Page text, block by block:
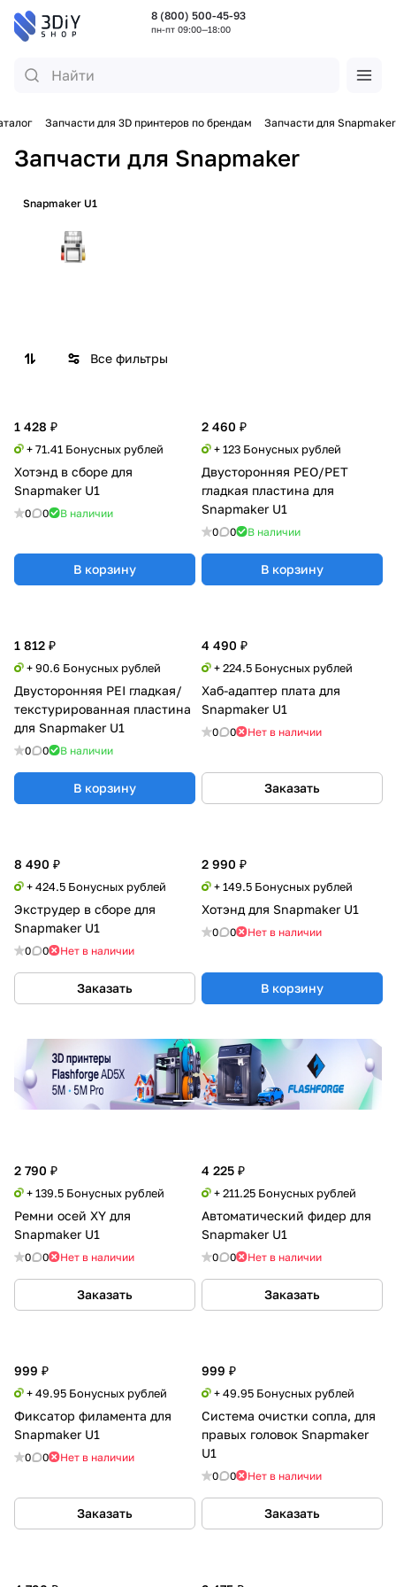
8 (800) 500-45-93
пн-пт 09:00—18:00
Запчасти для 3D принтеров по брендам Запчасти для Snapmaker
Запчасти для Snapmaker
Snapmaker U1
Все фильтры
1 428 ₽
+ 71.41 Бонусных рублей
Хотэнд в сборе для
Snapmaker U1
0 0 В наличии
В корзину
2 460 ₽
+ 123 Бонусных рублей
Двусторонняя PEO/PET
гладкая пластина для
Snapmaker U1
0 0 В наличии
В корзину
1 812 ₽
+ 90.6 Бонусных рублей
Двусторонняя PEI гладкая/
текстурированная пластина
для Snapmaker U1
0 0 В наличии
В корзину
4 490 ₽
+ 224.5 Бонусных рублей
Хаб-адаптер плата для
Snapmaker U1
0 0 Нет в наличии
Заказать
8 490 ₽
+ 424.5 Бонусных рублей
Экструдер в сборе для
Snapmaker U1
0 0 Нет в наличии
Заказать
2 990 ₽
+ 149.5 Бонусных рублей
Хотэнд для Snapmaker U1
0 0 Нет в наличии
В корзину
2 790 ₽
+ 139.5 Бонусных рублей
Ремни осей XY для
Snapmaker U1
0 0 Нет в наличии
Заказать
4 225 ₽
+ 211.25 Бонусных рублей
Автоматический фидер для
Snapmaker U1
0 0 Нет в наличии
Заказать
999 ₽
+ 49.95 Бонусных рублей
Фиксатор филамента для
Snapmaker U1
0 0 Нет в наличии
Заказать
999 ₽
+ 49.95 Бонусных рублей
Система очистки сопла, для
правых головок Snapmaker
U1
0 0 Нет в наличии
Заказать